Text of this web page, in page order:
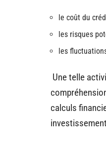
le coût du
les risques
les
Une telle
calculs